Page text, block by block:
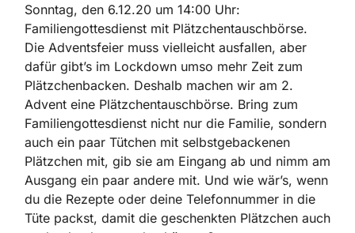
Sonntag, den 6.12.20 um 14:00 Uhr:
Familiengottesdienst mit Plätzchentauschbörse.
Die Adventsfeier muss vielleicht ausfallen, aber
dafür gibt’s im Lockdown umso mehr Zeit zum
Plätzchenbacken. Deshalb machen wir am 2.
Advent eine Plätzchentauschbörse. Bring zum
Familiengottesdienst nicht nur die Familie, sondern
auch ein paar Tütchen mit selbstgebackenen
Plätzchen mit, gib sie am Eingang ab und nimm am
Ausgang ein paar andere mit. Und wie wär’s, wenn
du die Rezepte oder deine Telefonnummer in die
Tüte packst, damit die geschenkten Plätzchen auch